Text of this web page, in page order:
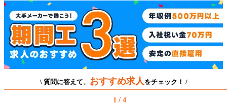
\ 質問に答えて、 おすすめ求人 をチェック！ /
1 / 4